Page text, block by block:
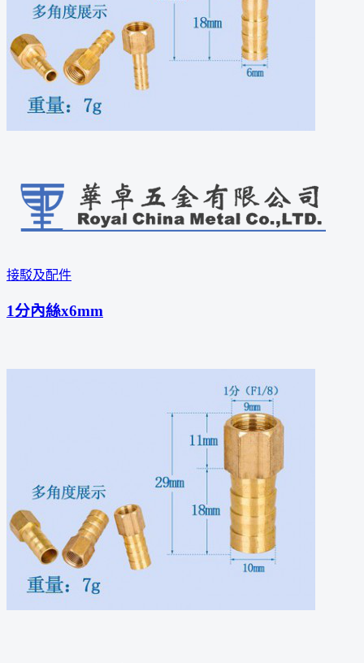
接駁及配件
1分內絲x6mm